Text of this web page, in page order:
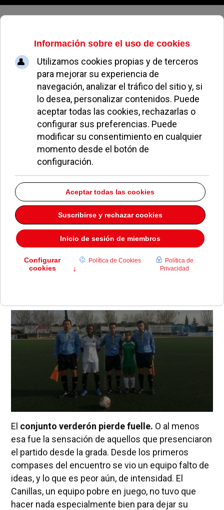
Viernes, 07 de agosto de 2026
El CF Pozuelo femenino tropieza
en casa ante el Canillas (0-0)
ALBA BUDÍA FÚTBOL POZUELO 29 ENERO 2014
El conjunto pozuelero no termina de arrancar y
El conjunto verderón pierde fuelle. O al menos
esa fue la sensación de aquellos que presenciaron
el partido desde la grada. Desde los primeros
compases del encuentro se vio un equipo falto de
ideas, y lo que es peor aún, de intensidad. El
Canillas, un equipo pobre en juego, no tuvo que
hacer nada especialmente bien para dejar su